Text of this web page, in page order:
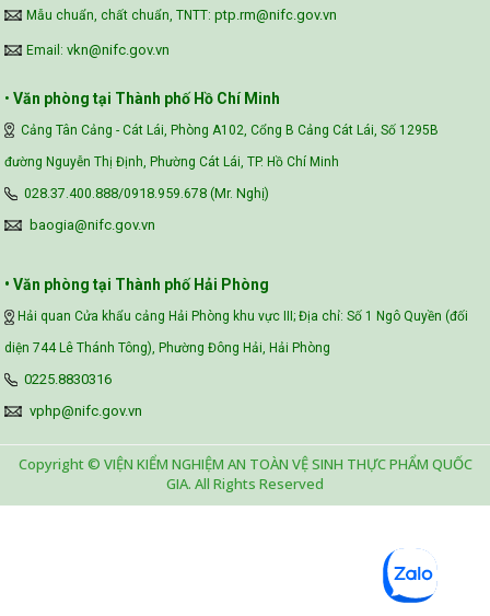
Mẫu chuẩn, chất chuẩn, TNTT: ptp.rm@nifc.gov.vn
Email: vkn@nifc.gov.vn
• Văn phòng tại Thành phố Hồ Chí Minh
Cảng Tân Cảng - Cát Lái, Phòng A102, Cổng B Cảng Cát Lái, Số 1295B
đường Nguyễn Thị Định, Phường Cát Lái, TP. Hồ Chí Minh
028.37.400.888/0918.959.678 (Mr. Nghị)
baogia@nifc.gov.vn
• Văn phòng tại Thành phố Hải Phòng
Hải quan Cửa khẩu cảng Hải Phòng khu vực III; Địa chỉ: Số 1 Ngô Quyền (đối
diện 744 Lê Thánh Tông), Phường Đông Hải, Hải Phòng
0225.8830316
vphp@nifc.gov.vn
Copyright © VIỆN KIỂM NGHIỆM AN TOÀN VỆ SINH THỰC PHẨM QUỐC
GIA. All Rights Reserved